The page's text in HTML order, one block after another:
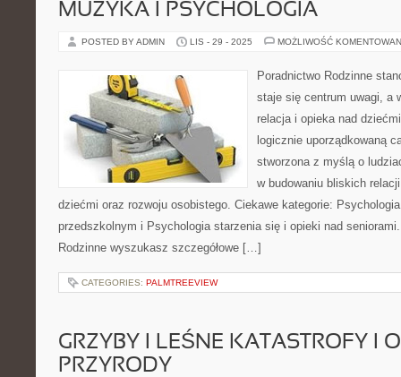
MUZYKA I PSYCHOLOGIA
POSTED BY ADMIN LIS - 29 - 2025 MOŻLIWOŚĆ
Poradnictwo Rodzinne
staje się centrum uwagi, a
relacja i opieka nad
logicznie uporządkowaną
stworzona z myślą o
w budowaniu bliskich
dziećmi oraz rozwoju osobistego. Ciekawe kategorie:
przedszkolnym i Psychologia starzenia się i opieki nad
Rodzinne wyszukasz szczegółowe […]
CATEGORIES: PALMTREEVIEW
GRZYBY I LEŚNE KATASTROFY I
PRZYRODY